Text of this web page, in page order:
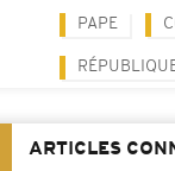
PAPE
ARTICLES